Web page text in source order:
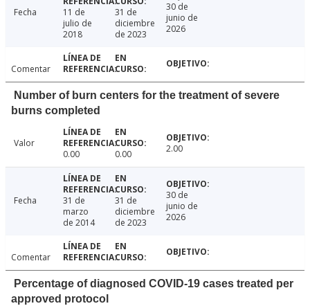
Fecha
11 de
julio de
2018
31 de
diciembre
de 2023
30 de
junio de
2026
Comentar
Number of burn centers for the treatment of severe
burns completed
Valor
0.00
0.00 2.00
Fecha
31 de
marzo
de 2014
31 de
diciembre
de 2023
30 de
junio de
2026
Comentar
Percentage of diagnosed COVID-19 cases treated per
approved protocol